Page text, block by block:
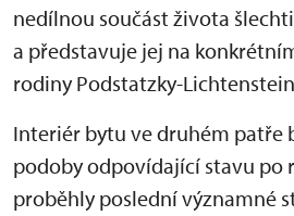
nedílnou součást života
a představuje jej na
rodiny Podstatzky-
Interiér bytu ve druhém patře
podoby odpovídající stavu po
proběhly poslední významné